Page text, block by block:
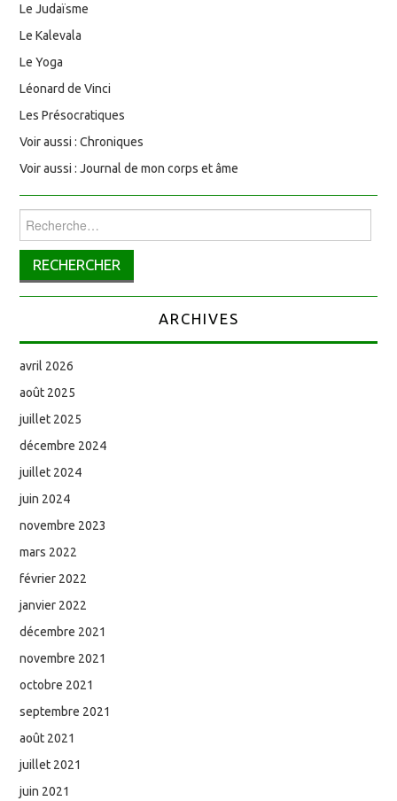
Le Judaïsme
Le Kalevala
Le Yoga
Léonard de Vinci
Les Présocratiques
Voir aussi : Chroniques
Voir aussi : Journal de mon corps et âme
Rechercher :
ARCHIVES
avril 2026
août 2025
juillet 2025
décembre 2024
juillet 2024
juin 2024
novembre 2023
mars 2022
février 2022
janvier 2022
décembre 2021
novembre 2021
octobre 2021
septembre 2021
août 2021
juillet 2021
juin 2021